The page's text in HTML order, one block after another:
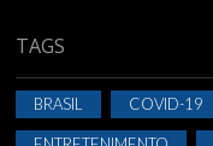
TAGS
BRASIL COVID-19